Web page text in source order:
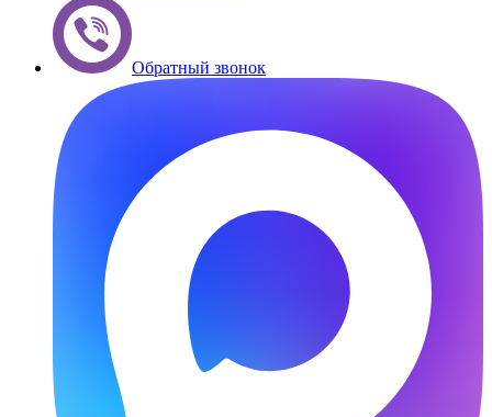
Обратный звонок